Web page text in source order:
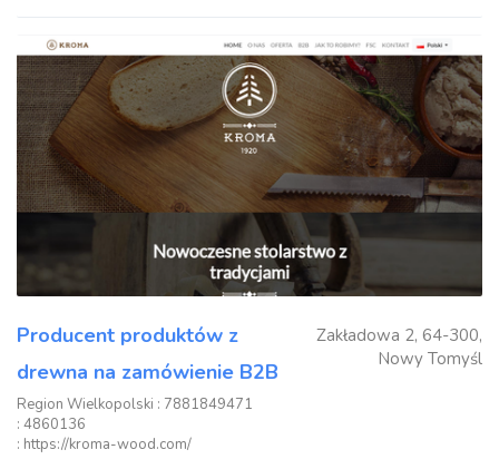
Producent produktów z
drewna na zamówienie B2B
Region Wielkopolski : 7881849471
: 4860136
: https://kroma-wood.com/
Zakładowa 2, 64-300,
Nowy Tomyśl